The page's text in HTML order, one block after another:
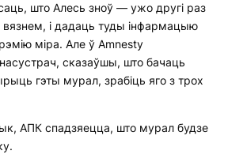
што Алесь зноў — ужо другі раз
і дадаць туды інфармацыю
міра. Але ў Amnesty
сказаўшы, што бачаць
гэты мурал, зрабіць яго з трох
АПК спадзяецца, што мурал будзе